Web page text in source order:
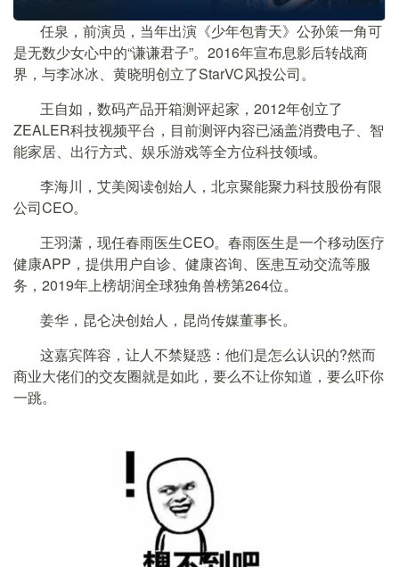
任泉，前演员，当年出演《少年包青天》公孙策一角可
是无数少女心中的“谦谦君子”。2016年宣布息影后转战商
界，与李冰冰、黄晓明创立了StarVC风投公司。
王自如，数码产品开箱测评起家，2012年创立了
ZEALER科技视频平台，目前测评内容已涵盖消费电子、智
能家居、出行方式、娱乐游戏等全方位科技领域。
李海川，艾美阅读创始人，北京聚能聚力科技股份有限
公司CEO。
王羽潇，现任春雨医生CEO。春雨医生是一个移动医疗
健康APP，提供用户自诊、健康咨询、医患互动交流等服
务，2019年上榜胡润全球独角兽榜第264位。
姜华，昆仑决创始人，昆尚传媒董事长。
这嘉宾阵容，让人不禁疑惑：他们是怎么认识的?然而
商业大佬们的交友圈就是如此，要么不让你知道，要么吓你
一跳。